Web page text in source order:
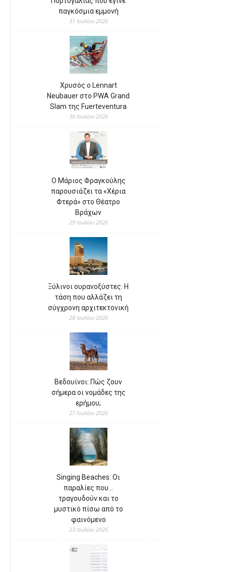
παγκόσμια εμμονή
31 Ιουλίου 2026
Χρυσός ο Lennart
Neubauer στο PWA Grand
Slam της Fuerteventura
30 Ιουλίου 2026
Ο Μάριος Φραγκούλης
παρουσιάζει τα «Χέρια
Φτερά» στο Θέατρο
Βράχων
29 Ιουλίου 2026
Ξύλινοι ουρανοξύστες: Η
τάση που αλλάζει τη
σύγχρονη αρχιτεκτονική
28 Ιουλίου 2026
Βεδουίνοι: Πώς ζουν
σήμερα οι νομάδες της
ερήμου;
27 Ιουλίου 2026
Singing Beaches: Οι
παραλίες που…
τραγουδούν και το
μυστικό πίσω από το
φαινόμενο
23 Ιουλίου 2026